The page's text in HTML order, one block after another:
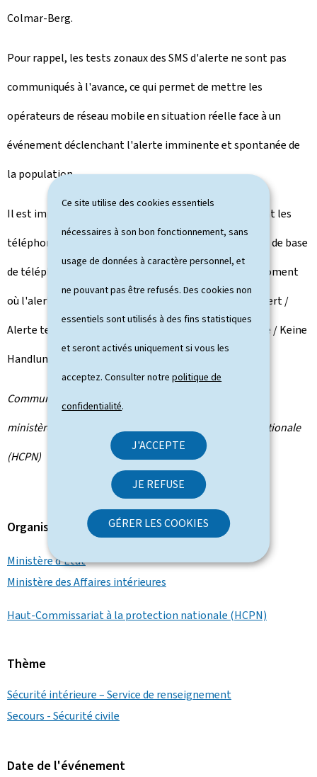
Ce site utilise des cookies essentiels
nécessaires à son bon fonctionnement, sans
usage de données à caractère personnel, et
ne pouvant pas être refusés. Des cookies non
essentiels sont utilisés à des fins statistiques
et seront activés uniquement si vous les
acceptez. Consulter notrepolitique de
confidentialité.
J'ACCEPTE
JE REFUSE
GÉRER LES COOKIES
Colmar-Berg.
Pour rappel, les tests zonaux des SMS d'alerte ne sont pas
communiqués à l'avance, ce qui permet de mettre les
opérateurs de réseau mobile en situation réelle face à un
événement déclenchant l'alerte imminente et spontanée de
la population.
Il est important de noter que seules les personnes dont les
téléphones portables ont été connectés à une station de base
de téléphonie mobile de la zone susmentionnée au moment
où l'alerte a été lancée ont reçu le SMS suivant: "LU-Alert /
Alerte test / No action required / Aucune action requise / Keine
Handlung erforderlich".
Communiqué par le ministère des Affaires intérieures /
ministère d'État / Haut-Commissariat à la protection nationale
(HCPN)
Organisation
Ministère d'État
Ministère des Affaires intérieures
Haut-Commissariat à la protection nationale (HCPN)
Thème
Sécurité intérieure – Service de renseignement
Secours - Sécurité civile
Date de l'événement